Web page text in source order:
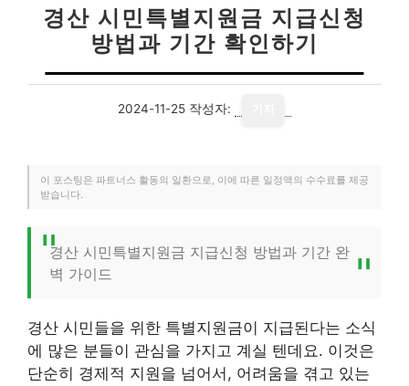
경산 시민특별지원금 지급신청
방법과 기간 확인하기
2024-11-25 작성자:
이 포스팅은 파트너스 활동의 일환으로, 이에 따른 일정액의 수수료를 제공
받습니다.
경산 시민특별지원금 지급신청 방법과 기간 완
벽 가이드
경산 시민들을 위한 특별지원금이 지급된다는 소식
에 많은 분들이 관심을 가지고 계실 텐데요. 이것은
단순히 경제적 지원을 넘어서, 어려움을 겪고 있는